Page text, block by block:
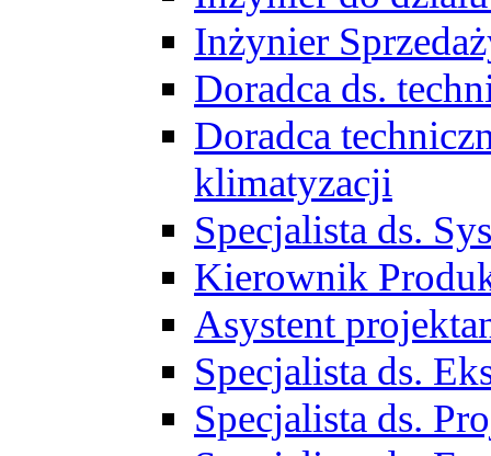
Inżynier
Doradca ds.
Doradca
klimatyzacji
Specjalista ds.
Kierownik
Asystent
Specjalista ds.
Specjalista ds.